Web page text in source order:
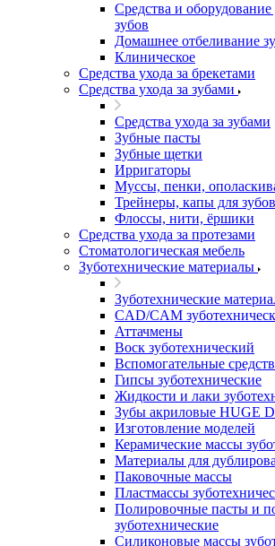
Средства и
зубов
Домашнее отбеливание
Клиническое
Средства ухода за брекетами
Средства ухода за зубами
Средства ухода за зубами
Зубные пасты
Зубные щетки
Ирригаторы
Муссы, пенки,
Трейнеры, капы для зубов
Флоссы, нити, ёршики
Средства ухода за протезами
Стоматологическая мебель
Зуботехнические материалы
Зуботехнические
CAD/CAM
Аттачмены
Воск зуботехнический
Вспомогательные
Гипсы зуботехнические
Жидкости и лаки
Зубы акриловые HUGE
Изготовление моделей
Керамические массы
Материалы для
Паковочные массы
Пластмассы
Полировочные пасты и
зуботехнические
Силиконовые массы